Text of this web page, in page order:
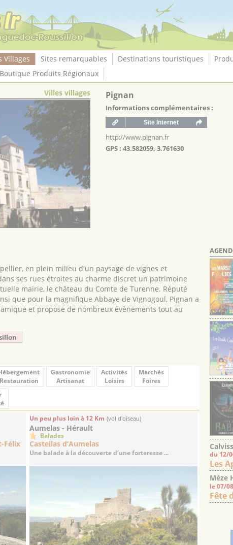
Villages Sites remarquables Destinations touristiques
Boutique Produits Régionaux
Villes villages
Pignan
Informations complémentaires :
http://www.pignan.fr
GPS : 43.582059, 3.761630
en plein milieu d'un paysage de vignes et
ses rues étroites au charme discret un patrimoine
mairie, le château du Comte de Turenne. Réputé
que pour la magnifique Abbaye de Vignogoul, Pignan a
et propose de nombreux évènements tout au
Restauration
Gastronomie
Artisanat
Activités
Loisirs
Marchés
Foires
Félix
Un peu plus loin à 12 Km (vol d'oiseau)
Aumelas - Hérault
Balades
Castellas d’Aumelas
Une balade à la découverte d’une forteresse ... du 12/
Les
Mèze
le 07/
Fête